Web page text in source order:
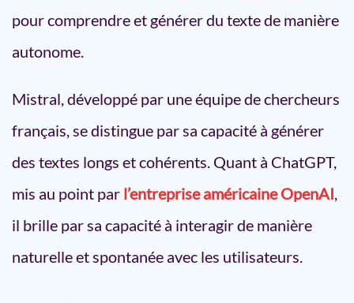
pour comprendre et générer du texte de manière
autonome.
Mistral, développé par une équipe de chercheurs
français, se distingue par sa capacité à générer
des textes longs et cohérents. Quant à ChatGPT,
mis au point par l’entreprise américaine OpenAI,
il brille par sa capacité à interagir de manière
naturelle et spontanée avec les utilisateurs.